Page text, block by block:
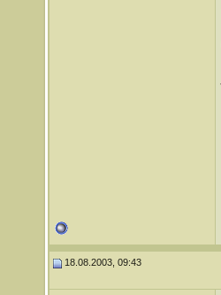
18.08.2003, 09:43